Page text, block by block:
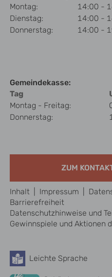
Montag:
14:00 -
Dienstag:
14:00 -
Donnerstag:
14:00 -
Gemeindekasse:
Tag
Montag - Freitag:
Donnerstag:
ZUM
Inhalt Impressum
Barrierefreiheit
Datenschutzhinweise und
Gewinnspiele und Aktionen
Leichte Sprache